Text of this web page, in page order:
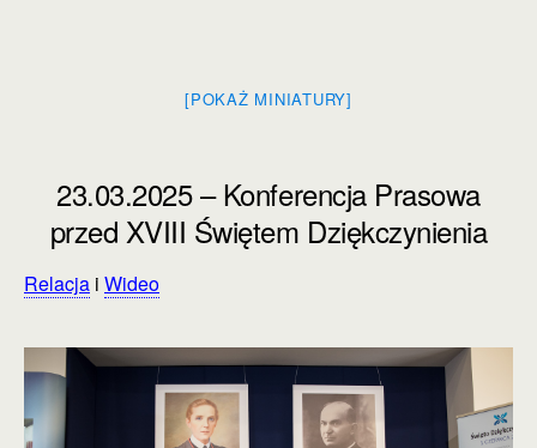
[POKAŻ MINIATURY]
23.03.2025 – Konferencja Prasowa
przed XVIII Świętem Dziękczynienia
Relacja i Wideo